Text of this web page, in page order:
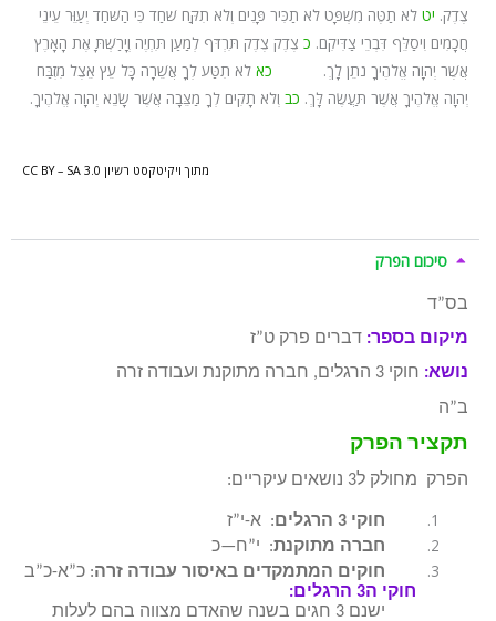
צֶדֶק. יט לֹא תַטֶּה מִשְׁפָּט לֹא תַכִּיר פָּנִים וְלֹא תִקַּח שֹׁחַד כִּי הַשֹּׁחַד יְעַוֵּר עֵינֵי
חֲכָמִים וִיסַלֵּף דִּבְרֵי צַדִּיקִם. כ צֶדֶק צֶדֶק תִּרְדֹּף לְמַעַן תִּחְיֶה וְיָרַשְׁתָּ אֶת הָאָרֶץ
אֲשֶׁר יְהוָה אֱלֹהֶיךָ נֹתֵן לָךְ. כא לֹא תִטַּע לְךָ אֲשֵׁרָה כָּל עֵץ אֵצֶל מִזְבַּח
יְהוָה אֱלֹהֶיךָ אֲשֶׁר תַּעֲשֶׂה לָּךְ. כב וְלֹא תָקִים לְךָ מַצֵּבָה אֲשֶׁר שָׂנֵא יְהוָה אֱלֹהֶיךָ.
מתוך ויקיטקסט רשיון CC BY – SA 3.0
סיכום הפרק
בס”ד
מיקום בספר: דברים פרק ט”ז
נושא: חוקי 3 הרגלים, חברה מתוקנת ועבודה זרה
ב”ה
תקציר הפרק
הפרק מחולק ל3 נושאים עיקריים:
חוקי 3 הרגלים
: א-י”ז
חברה מתוקנת: י”ח—כ
חוקים המתמקדים באיסור עבודה זרה: כ”א-כ”ב
חוקי ה3 הרגלים:
ישנם 3 חגים בשנה שהאדם מצווה בהם לעלות